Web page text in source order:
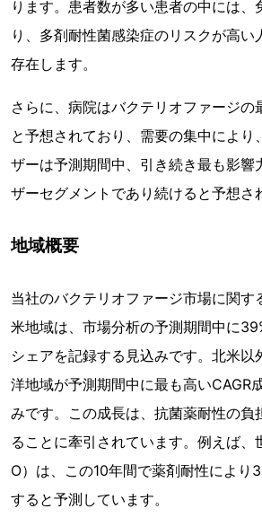
ります。患者数が多い患者の中には、
り、多剤耐性菌感染症のリスクが高い
存在します。
さらに、病院はバクテリオファージの
と予想されており、需要の集中により
ザーは予測期間中、引き続き最も影響
ザーセグメントであり続けると予想さ
地域概要
当社のバクテリオファージ市場に関す
米地域は、市場分析の予測期間中に
シェアを記録する見込みです。北米以
洋地域が予測期間中に最も高いCAGR
みです。この成長は、抗菌薬耐性の負
ることに牽引されています。例えば、
O）は、この10年間で薬剤耐性により
すると予測しています。